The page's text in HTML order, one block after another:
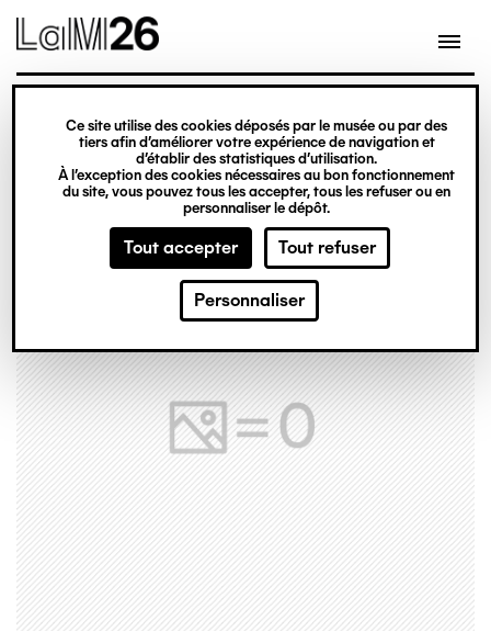
Gestion des cookies
Ce site utilise des cookies déposés par le musée ou par des
tiers afin d’améliorer votre expérience de navigation et
d’établir des statistiques d’utilisation.
À l’exception des cookies nécessaires au bon fonctionnement
du site, vous pouvez tous les accepter, tous les refuser ou en
personnaliser le dépôt.
Tout accepter Tout refuser
Personnaliser
contenu